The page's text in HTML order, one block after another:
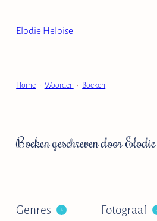
naarElodie Heloise
Home • Woorden • Boeken
Boeken geschreven door Elodie
Genres Fotograaf